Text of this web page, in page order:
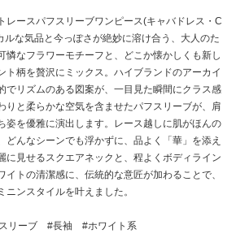
レースパフスリーブワンピース(キャバドレス・C
な気品と今っぽさが絶妙に溶け合う、大人のた
憐なフラワーモチーフと、どこか懐かしくも新し
ト柄を贅沢にミックス。ハイブランドのアーカイ
でリズムのある図案が、一目見た瞬間にクラス感
りと柔らかな空気を含ませたパフスリーブが、肩
姿を優雅に演出します。レース越しに肌がほんの
どんなシーンでも浮かずに、品よく「華」を添え
に見せるスクエアネックと、程よくボディライン
イトの清潔感に、伝統的な意匠が加わることで、
ンスタイルを叶えました。
リーブ #長袖 #ホワイト系